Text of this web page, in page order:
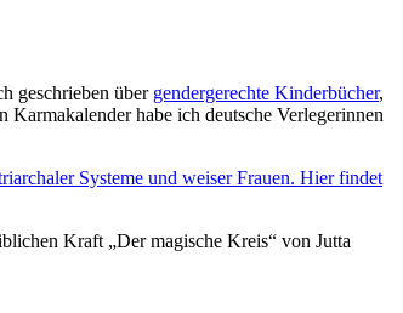
geschrieben über gendergerechte Kinderbücher,
Karmakalender habe ich deutsche Verlegerinnen
Systeme und weiser Frauen. Hier findet
Kraft „Der magische Kreis“ von Jutta